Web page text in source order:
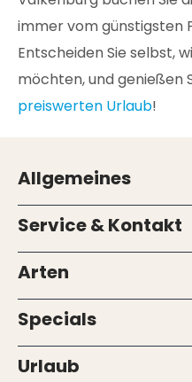
immer vom günstigsten
Entscheiden Sie selbst,
möchten, und genießen
preiswerten Urlaub!
Allgemeines
Service & Kontakt
Arten
Specials
Urlaub